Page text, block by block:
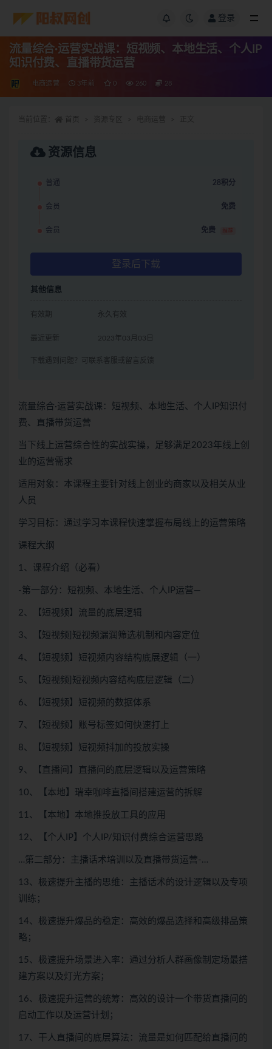
登录
流量综合·运营实战课：短视频、本地生活、个人IP
知识付费、直播带货运营
电商运营 3年前 0 260 28
资源信息
普通 28积分
会员 免费
会员 免费 推荐
登录后下载
其他信息
有效期 永久有效
最近更新 2023年03月03日
下载遇到问题？可联系客服或留言反馈
流量综合·运营实战课：短视频、本地生活、个人IP知识付
费、直播带货运营
当下线上运营综合性的实战实操，足够满足2023年线上创
业的运营需求
适用对象：本课程主要针对线上创业的商家以及相关从业
人员
学习目标：通过学习本课程快速掌握布局线上的运营策略
课程大纲
1、课程介绍（必看）
-第一部分：短视频、本地生活、个人IP运营—
2、【短视频】流量的底层逻辑
3、【短视频]短视频漏润筛选机制和内容定位
4、【短视频】短视频内容结构底展逻辑（一）
5、【短视频]短视频内容结构底层逻辑（二）
6、【短视频】短视频的数据体系
7、【短视频】账号标签如何快速打上
8、【短视频】短视频抖加的投放实操
9、【直播间】直播间的底层逻辑以及运营策略
10、【本地】瑞幸咖啡直播间搭建运营的拆解
11、【本地】本地推投放工具的应用
12、【个人IP】个人IP/知识付费综合运营思路
…第二部分：主播话术培训以及直播带货运营-…
13、极速提升主播的思维：主播话术的设计逻辑以及专项
训练；
14、极速提升爆品的稳定：高效的爆品选择和高级排品策
略；
15、极速提升场景进入率：通过分析人群画像制定场最搭
建方案以及灯光方案；
16、极速提升运营的统筹：高效的设计一个带货直播间的
启动工作以及运营计划；
17、干人直播间的底层算法：流量是如何匹配给直播问的